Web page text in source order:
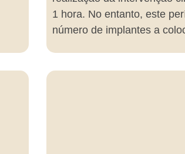
1 hora. No entanto, este
número de implantes a